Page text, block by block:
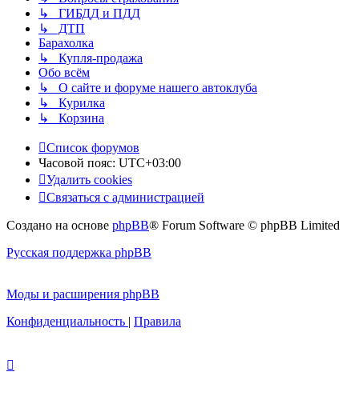
↳ ГИБДД и ПДД
↳ ДТП
Барахолка
↳ Купля-продажа
Обо всём
↳ О сайте и форуме нашего автоклуба
↳ Курилка
↳ Корзина
Список форумов
Часовой пояс: UTC+03:00
Удалить cookies
Связаться с администрацией
Создано на основе phpBB® Forum Software © phpBB Limited
Русская поддержка phpBB
Моды и расширения phpBB
Конфиденциальность | Правила